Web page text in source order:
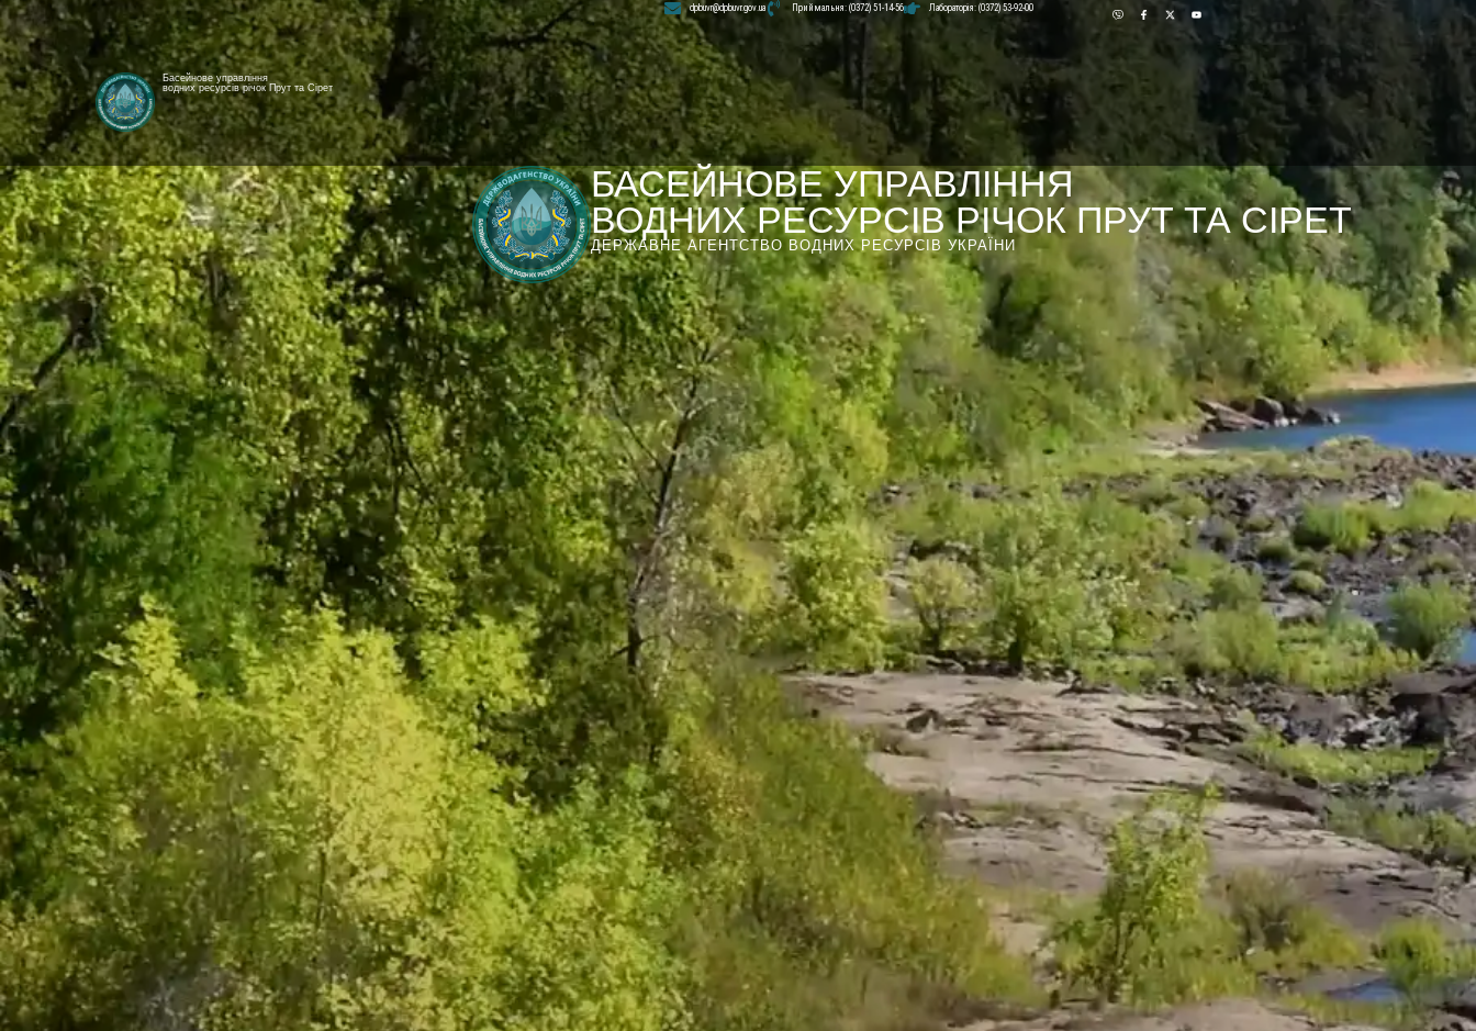
[newyear_garland]
Басейнове управління
водних ресурсів річок Прут та Сірет
Лабораторія: (0372) 53-92-00
dpbuvr@dpbuvr.gov.ua Приймальня: (0372) 51-14-56
БАСЕЙНОВЕ УПРАВЛІННЯ
ВОДНИХ РЕСУРСІВ РІЧОК ПРУТ ТА СІРЕТ
ДЕРЖАВНЕ АГЕНТСТВО ВОДНИХ РЕСУРСІВ УКРАЇНИ